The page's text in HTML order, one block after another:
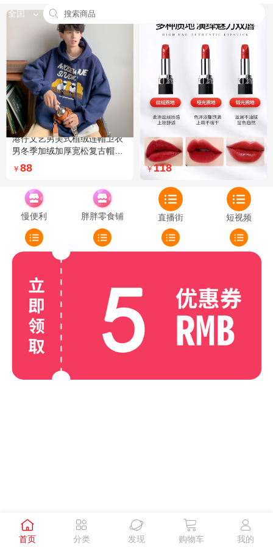
全国
港仔文艺男美式植绒连帽卫衣
男冬季加绒加厚宽松复古帽衫
外套 XXL 加绒 5XL 灰色加绒
￥ 88
Dior迪奥全新烈艳蓝金口红品
牌授权经典藤格纹饰带丝绒质
地999色号传奇红唇哑光 哑光
￥118
慢便利 胖胖零食铺 直播街 短视频

首页

分类

发现

购物车

我的